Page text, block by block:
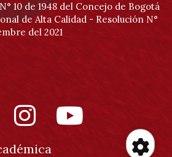
10 de 1948 del Concejo de Bogotá
de Alta Calidad - Resolución N°
del 2021